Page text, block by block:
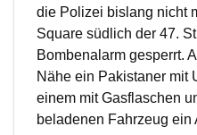
die Polizei bislang nicht
Square südlich der 47.
Bombenalarm gesperrt.
Nähe ein Pakistaner mit
einem mit Gasflaschen
beladenen Fahrzeug ein